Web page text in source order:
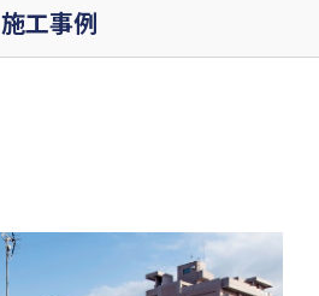
施工事例